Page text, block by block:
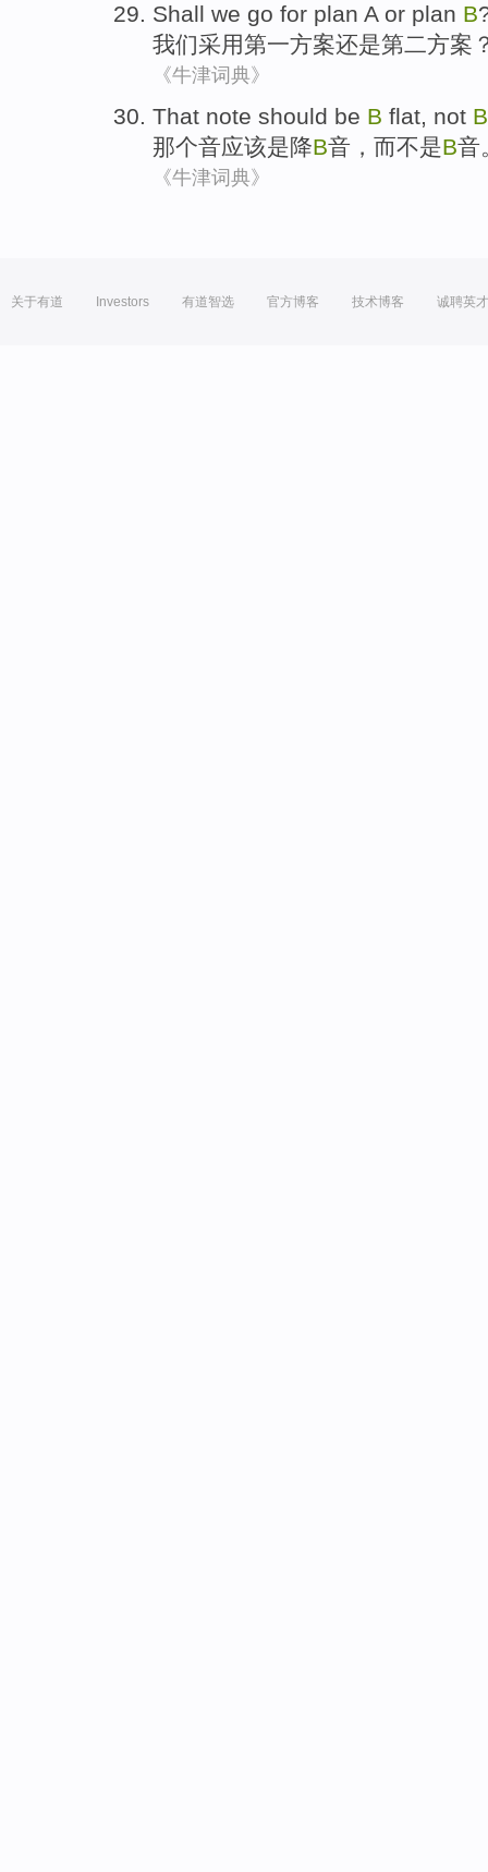
Shall we go for plan A or plan B
我们采用第一方案还是第二方案
《牛津词典》
That note should be B flat, not B
那个音应该是降B音 ， 而不是B音
《牛津词典》
关于有道 Investors 有道智选 官方博客 技术博客 诚聘英才